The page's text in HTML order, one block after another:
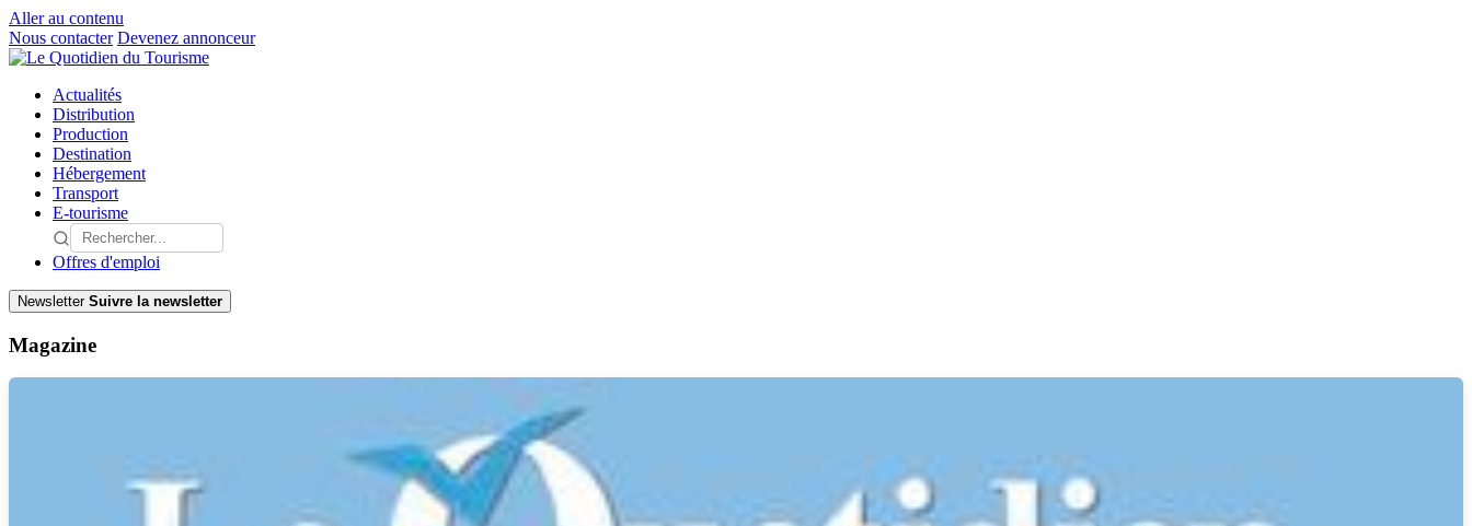
Aller au contenu
Nous contacter Devenez annonceur
Actualités
Distribution
Production
Destination
Hébergement
Transport
E-tourisme
Offres d'emploi
Newsletter Suivre la newsletter
Magazine